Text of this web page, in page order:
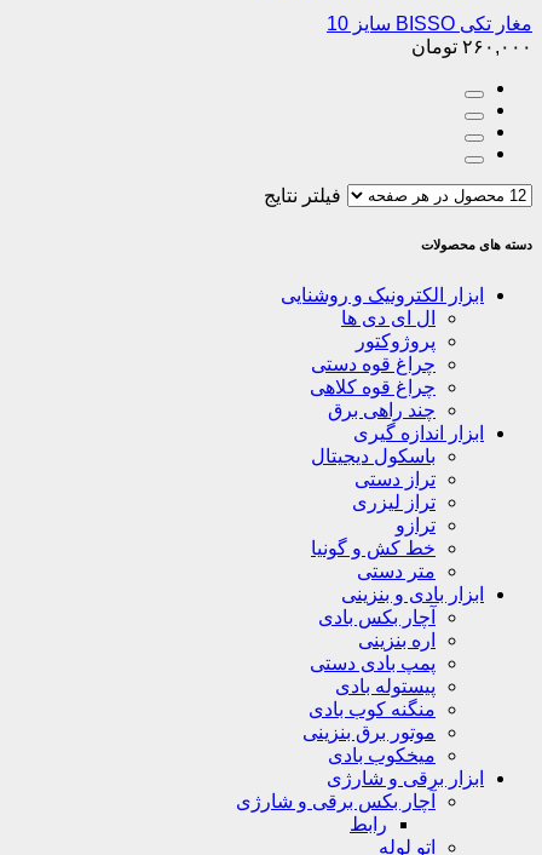
مغار تکی BISSO سایز 10
۲۶۰,۰۰۰ تومان
فیلتر نتایج
دسته های محصولات
ابزار الکترونیک و روشنایی
ال ای دی ها
پروژوکتور
چراغ قوه دستی
چراغ قوه کلاهی
چند راهی برق
ابزار اندازه گیری
باسکول دیجیتال
تراز دستی
تراز لیزری
ترازو
خط کش و گونیا
متر دستی
ابزار بادی و بنزینی
آچار بکس بادی
اره بنزینی
پمپ بادی دستی
پیستوله بادی
منگنه کوب بادی
موتور برق بنزینی
میخکوب بادی
ابزار برقی و شارژی
آچار بکس برقی و شارژی
رابط
اتو لوله